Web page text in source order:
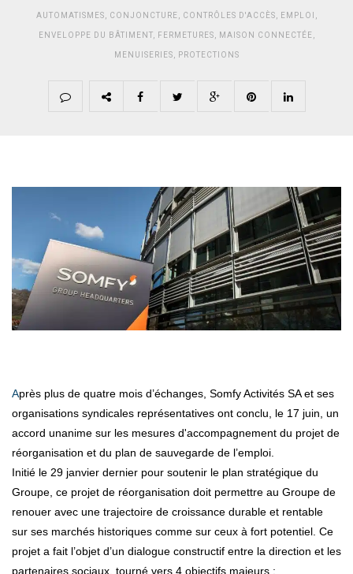
AUTOMATISMES CONJONCTURE CONTRÔLES D'ACCÈS EMPLOI
ENVELOPPE DU BÂTIMENT, FERMETURES MAISON CONNECTÉE
MENUISERIES PROTECTIONS
Après plus de quatre mois d’échanges, Somfy Activités SA et ses
organisations syndicales représentatives ont conclu, le 17 juin, un
accord unanime sur les mesures d'accompagnement du projet de
réorganisation et du plan de sauvegarde de l’emploi.
Initié le 29 janvier dernier pour soutenir le plan stratégique du
Groupe, ce projet de réorganisation doit permettre au Groupe de
renouer avec une trajectoire de croissance durable et rentable
sur ses marchés historiques comme sur ceux à fort potentiel. Ce
projet a fait l’objet d’un dialogue constructif entre la direction et les
partenaires sociaux, tourné vers 4 objectifs majeurs :